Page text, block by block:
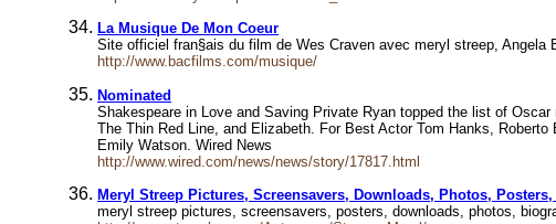
La Musique De Mon Coeur
Site officiel fran§ais du film de Wes Craven avec meryl streep,
http://www.bacfilms.com/musique/
Nominated
Shakespeare in Love and Saving Private Ryan topped the list of
The Thin Red Line, and Elizabeth. For Best Actor Tom Hanks,
Emily Watson. Wired News
http://www.wired.com/news/news/story/17817.html
Meryl Streep Pictures, Screensavers, Downloads, Photos, Posters,
meryl streep pictures, screensavers, posters, downloads, photos,